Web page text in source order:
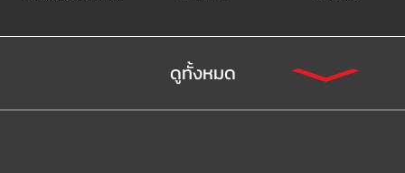
ดูทั้งหมด